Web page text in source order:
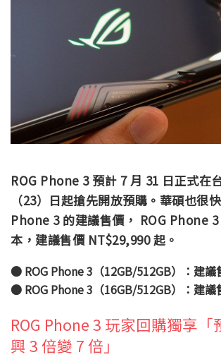
ROG Phone 3 預計 7 月 31 日正式在
（23）日起搶先開放預購。華碩也很
Phone 3 的建議售價， ROG Phone
本，建議售價 NT$29,990 起。
● ROG Phone 3（12GB/512GB）：建
● ROG Phone 3（16GB/512GB）：建
ROG Phone 3 玩家回購獨享「
興 3 倍變 7 倍」